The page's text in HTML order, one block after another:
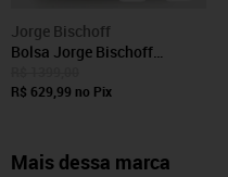
Jorge Bischoff
Bolsa Jorge Bischoff
R$ 629,99 no Pix
Mais dessa marca